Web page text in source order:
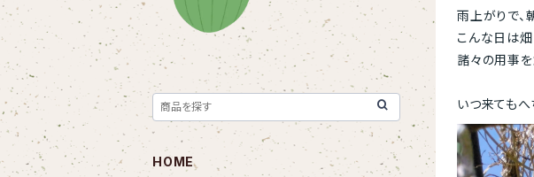
雨上がりで
こんな日は畑
諸々の用事
いつ来てもへ
HOME